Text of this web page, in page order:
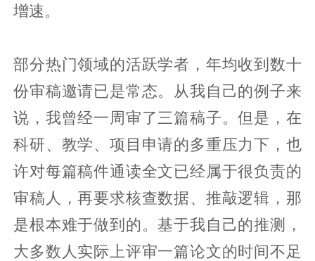
增速。
部分热门领域的活跃学者，年均收到数十
份审稿邀请已是常态。从我自己的例子来
说，我曾经一周审了三篇稿子。但是，在
科研、教学、项目申请的多重压力下，也
许对每篇稿件通读全文已经属于很负责的
审稿人，再要求核查数据、推敲逻辑，那
是根本难于做到的。基于我自己的推测，
大多数人实际上评审一篇论文的时间不足